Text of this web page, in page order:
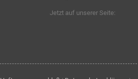
Jetzt auf unserer Seite: